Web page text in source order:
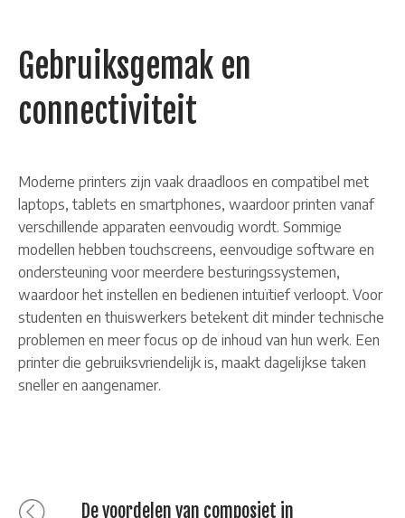
Gebruiksgemak en
connectiviteit
Moderne printers zijn vaak draadloos en compatibel met
laptops, tablets en smartphones, waardoor printen vanaf
verschillende apparaten eenvoudig wordt. Sommige
modellen hebben touchscreens, eenvoudige software en
ondersteuning voor meerdere besturingssystemen,
waardoor het instellen en bedienen intuïtief verloopt. Voor
studenten en thuiswerkers betekent dit minder technische
problemen en meer focus op de inhoud van hun werk. Een
printer die gebruiksvriendelijk is, maakt dagelijkse taken
sneller en aangenamer.
Previous
De voordelen van composiet in